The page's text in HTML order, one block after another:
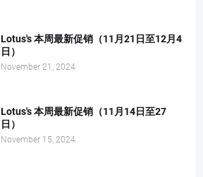
Lotus's 本周最新促销（11月21日至12月4
日）
November 21, 2024
Lotus's 本周最新促销（11月14日至27
日）
November 15, 2024